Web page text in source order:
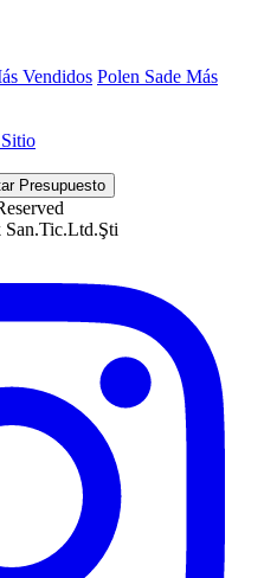
Vendidos Polen Sade Más
Presupuesto
San.Tic.Ltd.Şti